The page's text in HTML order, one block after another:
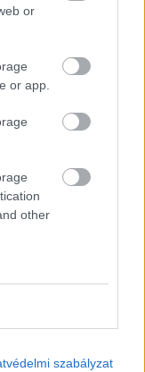
or
or app.
other
szabályzat
AZ ELSŐ
KELL
se essen vissza a